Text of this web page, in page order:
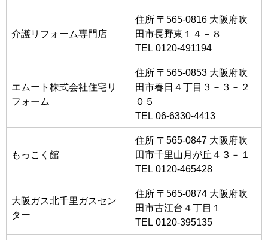
介護リフォーム専門店
住所 〒565-0816 大阪府吹
田市長野東１４－８
TEL 0120-491194
エムート株式会社住宅リ
フォーム
住所 〒565-0853 大阪府吹
田市春日４丁目３－３－２
０５
TEL 06-6330-4413
もっこく館
住所 〒565-0847 大阪府吹
田市千里山月が丘４３－１
TEL 0120-465428
大阪ガス北千里ガスセン
ター
住所 〒565-0874 大阪府吹
田市古江台４丁目１
TEL 0120-395135